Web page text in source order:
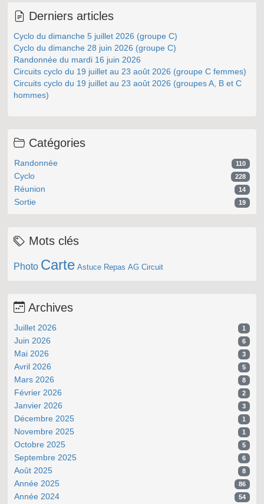
Derniers articles
Cyclo du dimanche 5 juillet 2026 (groupe C)
Cyclo du dimanche 28 juin 2026 (groupe C)
Randonnée du mardi 16 juin 2026
Circuits cyclo du 19 juillet au 23 août 2026 (groupe C femmes)
Circuits cyclo du 19 juillet au 23 août 2026 (groupes A, B et C
hommes)
Catégories
Randonnée 110
Cyclo 228
Réunion 14
Sortie 19
Mots clés
Photo Carte Astuce Repas AG Circuit
Archives
Juillet 2026 1
Juin 2026 6
Mai 2026 3
Avril 2026 5
Mars 2026 8
Février 2026 2
Janvier 2026 3
Décembre 2025 1
Novembre 2025 1
Octobre 2025 5
Septembre 2025 6
Août 2025 8
Année 2025 86
Année 2024 54